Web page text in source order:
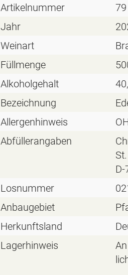
Artikelnummer
79
Jahr
Weinart
Füllmenge
Alkoholgehalt
Bezeichnung
Allergenhinweis
Abfüllerangaben
Losnummer
Anbaugebiet
Herkunftsland
Lagerhinweis